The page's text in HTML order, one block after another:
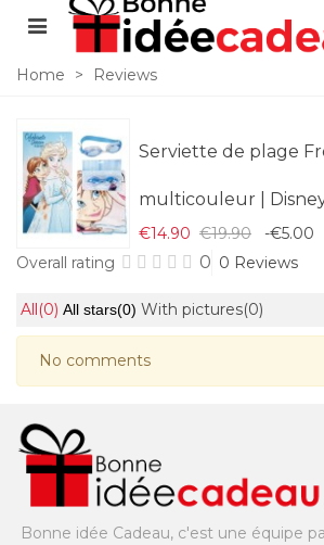
Home > Reviews
Serviette de plage
multicouleur |
€14.90 €19.90
-€5.00
Overall rating
0 0 Reviews
All(0) All stars(0) With pictures(0)
No comments
Bonne idée Cadeau, c'est une équipe